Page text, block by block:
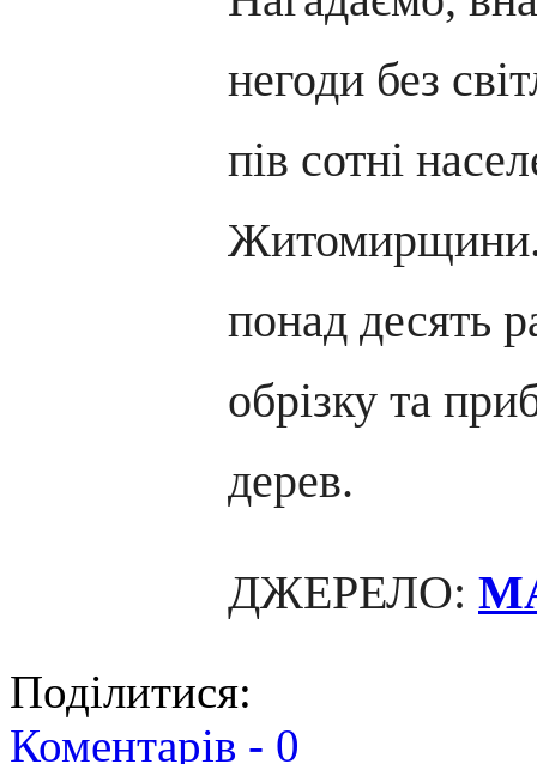
негоди без
пів сотні
Житомирщини.
понад десять
обрізку та
дерев.
ДЖЕРЕЛО:
Поділитися:
Коментарів - 0